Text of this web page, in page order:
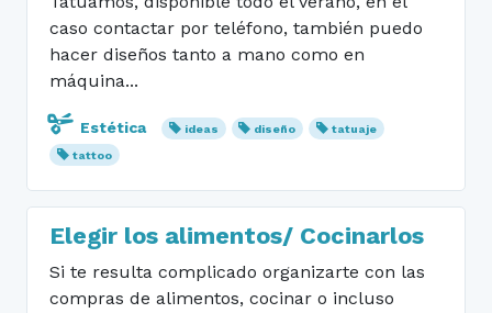
caso contactar por teléfono, también puedo
hacer diseños tanto a mano como en
máquina...
Estética ideas diseño
tatuaje
tattoo
Elegir los alimentos/ Cocinarlos
Si te resulta complicado organizarte con las
compras de alimentos, cocinar o incluso